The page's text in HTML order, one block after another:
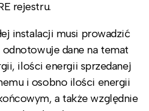
rejestru.
instalacji musi prowadzić
dane na temat
ilości energii sprzedanej
i osobno ilości energii
a także względnie